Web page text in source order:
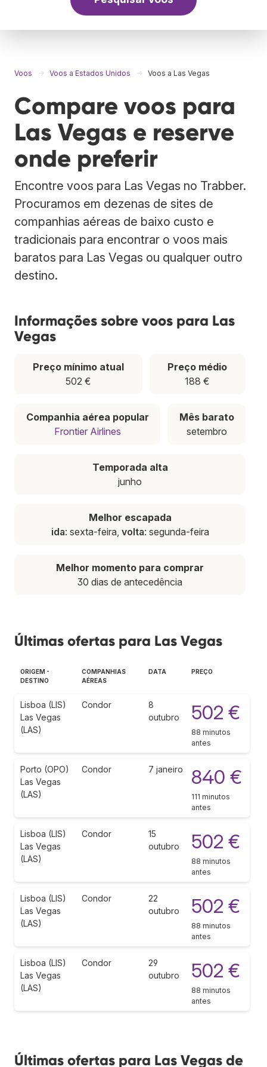
Voos Voos a Estados Unidos Voos a Las Vegas
Compare voos para
Las Vegas e reserve
onde preferir
Encontre voos para Las Vegas no Trabber.
Procuramos em dezenas de sites de
companhias aéreas de baixo custo e
tradicionais para encontrar o voos mais
baratos para Las Vegas ou qualquer outro
destino.
Informações sobre voos para Las
Vegas
Preço mínimo atual
502 €
Preço médio
188 €
Companhia aérea popular
Frontier Airlines
Mês barato
setembro
Temporada alta
junho
Melhor escapada
ida: sexta-feira, volta: segunda-feira
Melhor momento para comprar
30 dias de antecedência
Últimas ofertas para Las Vegas
ORIGEM -
DESTINO
COMPANHIAS
AÉREAS
DATA PREÇO
Lisboa (LIS)
Las Vegas
(LAS)
Condor
8
outubro
502 €
88 minutos
antes
Porto (OPO)
Las Vegas
(LAS)
Condor 7 janeiro 840 €
111 minutos
antes
Lisboa (LIS)
Las Vegas
(LAS)
Condor
15
outubro
502 €
88 minutos
antes
Lisboa (LIS)
Las Vegas
(LAS)
Condor
22
outubro
502 €
88 minutos
antes
Lisboa (LIS)
Las Vegas
(LAS)
Condor
29
outubro
502 €
88 minutos
antes
Últimas ofertas para Las Vegas de